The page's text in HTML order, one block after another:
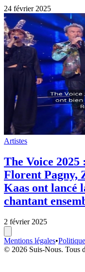
24 février 2025
Artistes
The Voice 2025
Florent Pagny,
Kaas ont lancé
chantant
2 février 2025
Mentions légales•
© 2026 Suis-Nous. Tous